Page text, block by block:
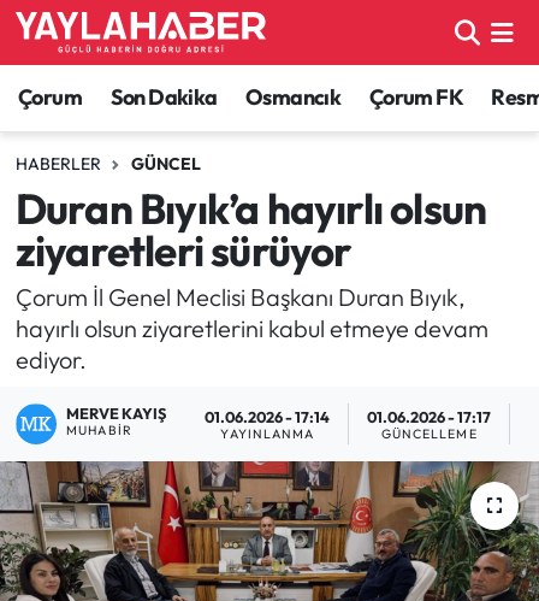
Çorum Son Dakika Osmancık Çorum FK
HABERLER GÜNCEL
Duran Bıyık’a hayırlı olsun
ziyaretleri sürüyor
Çorum İl Genel Meclisi Başkanı Duran Bıyık,
hayırlı olsun ziyaretlerini kabul etmeye devam
ediyor.
MERVE KAYIŞ
MUHABIR
01.06.2026 - 17:14
YAYINLANMA
01.06.2026 - 17:17
GÜNCELLEME
Alaca Haberleri
Bayat Haberleri
Bilgi - Keşfet Haberleri
Bilim ve Teknoloji
Boğazkale Haberleri
Çorum Son Dakika Haberleri
Dodurga Haberleri
Eğitim
Çorum Nöbetçi Eczaneler
Çorum Hava Durumu
Çorum Namaz Vakitleri
Çorum Trafik Yoğunluk Haritası
TFF 1.Lig Puan Durumu ve Fikstür
Son Dakika Haberleri
Haber Arşivi